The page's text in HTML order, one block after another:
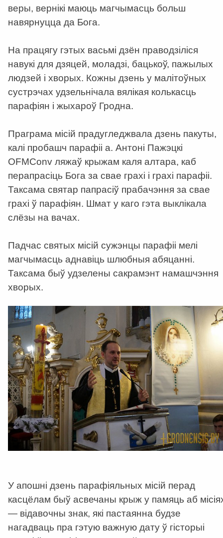
веры, вернікі маюць магчымасць больш
навярнуцца да Бога.
На працягу гэтых васьмі дзён праводзіліся
навукі для дзяцей, моладзі, бацькоў, пажылых
людзей і хворых. Кожны дзень у малітоўных
сустрэчах удзельнічала вялікая колькасць
парафіян і жыхароў Гродна.
Праграма місій прадугледжвала дзень пакуты,
калі пробашч парафіі а. Антоні Пажэцкі
OFMConv ляжаў крыжам каля алтара, каб
перапрасіць Бога за свае грахі і грахі парафіі.
Таксама святар папрасіў прабачэння за свае
грахі ў парафіян. Шмат у каго гэта выклікала
слёзы на вачах.
Падчас святых місій сужэнцы парафіі мелі
магчымасць аднавіць шлюбныя абяцанні.
Таксама быў удзелены сакрамэнт намашчэння
хворых.
У апошні дзень парафіяльных місій перад
касцёлам быў асвечаны крыж у памяць аб
— відавочны знак, які пастаянна будзе
нагадваць пра гэтую важную дату ў гісторыі